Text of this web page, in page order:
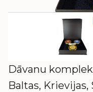
Dāvanu
Baltas,